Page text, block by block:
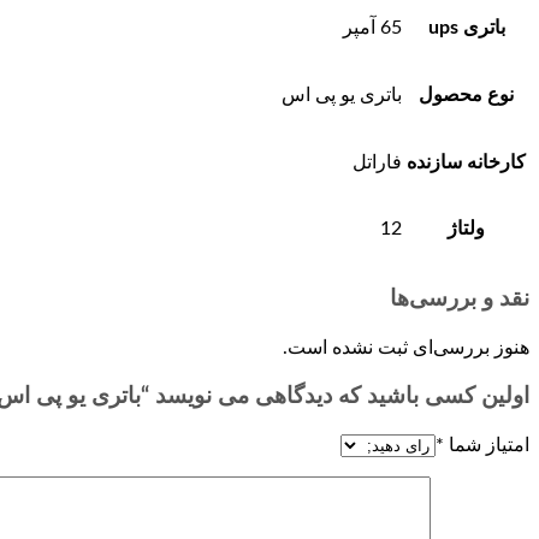
باتری ups 65 آمپر
نوع محصول باتری یو پی اس
کارخانه سازنده فاراتل
ولتاژ 12
نقد و بررسی‌ها
هنوز بررسی‌ای ثبت نشده است.
اولین کسی باشید که دیدگاهی می نویسد “باتری یو پی اس 65 آمپر
امتیاز شما *